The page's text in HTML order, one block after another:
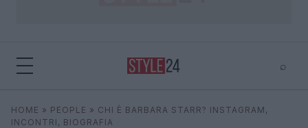
⌕
Cerca ⌕
HOME » PEOPLE » CHI È BARBARA STARR? INSTAGRAM,
INCONTRI, BIOGRAFIA